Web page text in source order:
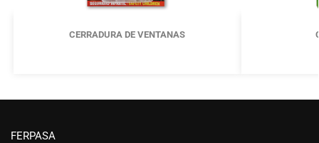
CERRADURA DE VENTANAS
FERPASA